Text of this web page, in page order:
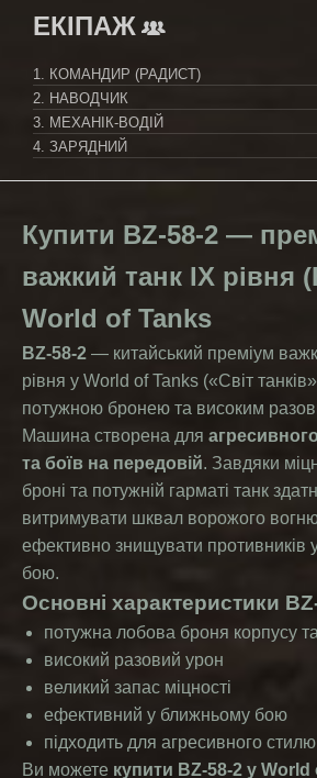
ЕКІПАЖ
1. КОМАНДИР (РАДИСТ)
2. НАВОДЧИК
3. МЕХАНІК-ВОДІЙ
4. ЗАРЯДНИЙ
Купити BZ-58-2 —
важкий танк IX рівня
World of Tanks
BZ-58-2 — китайський преміум
рівня у World of Tanks («Світ
потужною бронею та високим
Машина створена для
та боїв на передовій. Завдяки
броні та потужній гарматі танк
витримувати шквал ворожого
ефективно знищувати противників
бою.
Основні характеристики
потужна лобова броня корпусу
високий разовий урон
великий запас міцності
ефективний у ближньому бою
підходить для агресивного
Ви можете купити BZ-58-2 у World